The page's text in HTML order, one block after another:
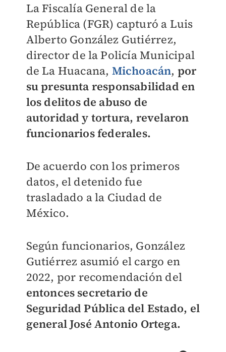
La Fiscalía General de la
República (FGR) capturó a Luis
Alberto González Gutiérrez,
director de la Policía Municipal
de La Huacana, Michoacán, por
su presunta responsabilidad en
los delitos de abuso de
autoridad y tortura, revelaron
funcionarios federales.
De acuerdo con los primeros
datos, el detenido fue
trasladado a la Ciudad de
México.
Según funcionarios, González
Gutiérrez asumió el cargo en
2022, por recomendación del
entonces secretario de
Seguridad Pública del Estado, el
general José Antonio Ortega.